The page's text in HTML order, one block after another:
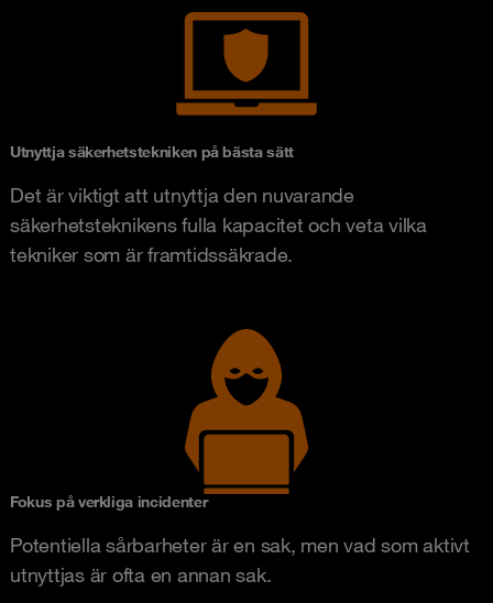
Utnyttja säkerhetstekniken på bästa sätt
Det är viktigt att utnyttja den nuvarande
säkerhetsteknikens fulla kapacitet och veta vilka
tekniker som är framtidssäkrade.
Fokus på verkliga incidenter
Potentiella sårbarheter är en sak, men vad som aktivt
utnyttjas är ofta en annan sak.